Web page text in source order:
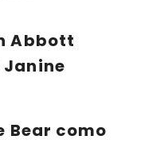
Abbott
Bear como